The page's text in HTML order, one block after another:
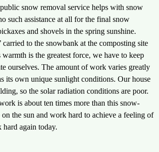
snow removal service helps with snow
such assistance at all for the final snow
and shovels in the spring sunshine.
to the snowbank at the composting site
is the greatest force, we have to keep
ourselves. The amount of work varies greatly
its own unique sunlight conditions. Our house
so the solar radiation conditions are poor.
is about ten times more than this snow-
the sun and work hard to achieve a feeling of
hard again today.